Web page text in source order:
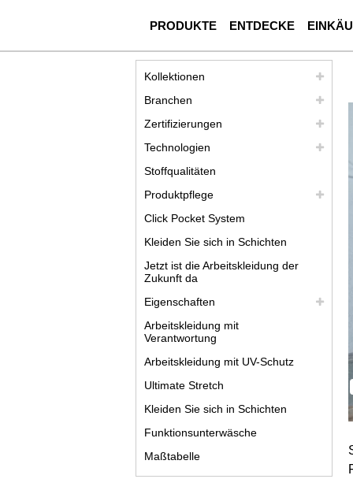
PRODUKTE ENTDECKE
Kollektionen
Branchen
Zertifizierungen
Technologien
Stoffqualitäten
Produktpflege
Click Pocket System
Kleiden Sie sich in Schichten
Jetzt ist die Arbeitskleidung der
Zukunft da
Eigenschaften
Arbeitskleidung mit
Verantwortung
Arbeitskleidung mit UV-Schutz
Ultimate Stretch
Kleiden Sie sich in Schichten
Funktionsunterwäsche
Maßtabelle